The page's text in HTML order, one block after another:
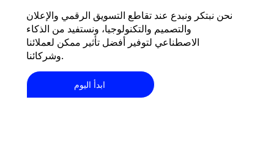
نحن نبتكر ونبدع عند تقاطع التسويق الرقمي والإعلان
والتصميم والتكنولوجيا، ونستفيد من الذكاء
الاصطناعي لتوفير أفضل تأثير ممكن لعملائنا
وشركائنا.
ابدأ اليوم